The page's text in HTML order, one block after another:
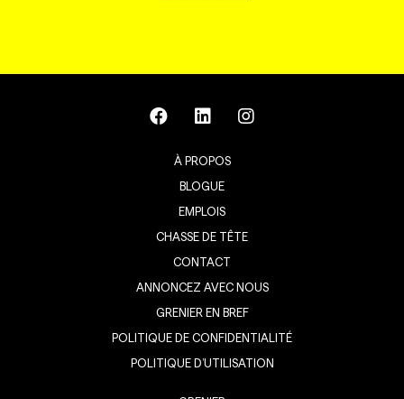
À PROPOS
BLOGUE
EMPLOIS
CHASSE DE TÊTE
CONTACT
ANNONCEZ AVEC NOUS
GRENIER EN BREF
POLITIQUE DE CONFIDENTIALITÉ
POLITIQUE D’UTILISATION